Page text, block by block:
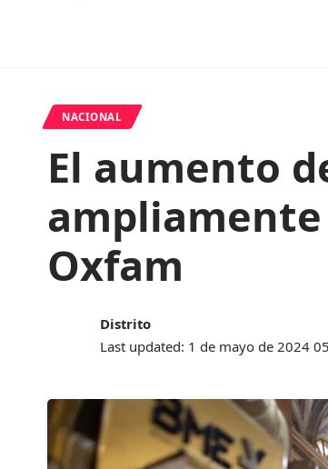
NACIONAL
El aumento
Oxfam
Last updated: 1 de mayo de 2024
Distrito